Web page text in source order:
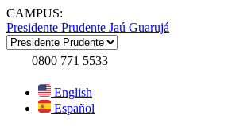
CAMPUS:
Presidente Prudente Jaú Guarujá
0800 771 5533
English
Español